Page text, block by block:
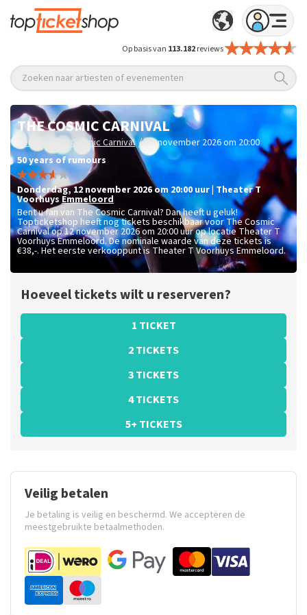
Op basis van 113.182reviews
Zoeken naar artiesten of evenementen
THE COSMIC CARNIVAL
Home The Cosmic Carnival / 12 november 2026 om 20:00
50 years of rumours
donderdag,12 november 2026 om 20:00 uur Theater T
Voorhuys Emmeloord
Bent u fan van The Cosmic Carnival? Dan heeft u geluk!
Topticketshop heeft nog tickets beschikbaar voor The Cosmic
Carnival op 12 november 2026 om 20:00 uur op locatie Theater T
Voorhuys Emmeloord. De nominale waarde van deze tickets is
€38,-. Het eerste verkooppunt is Theater T Voorhuys Emmeloord.
Hoeveel tickets wilt u reserveren?
1 TICKET
2 TICKETS
3 TICKETS
4 TICKETS
5+ TICKETS
Veilig betalen
Je betaling is veilig en beschermd. We accepteren de
meestgebruikte betaalmethoden.